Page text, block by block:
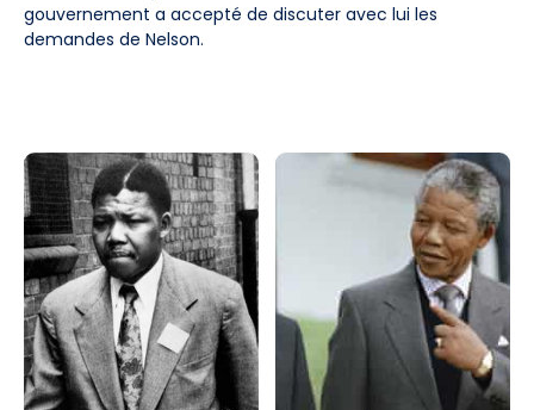
gouvernement a accepté de discuter avec lui les
demandes de Nelson.